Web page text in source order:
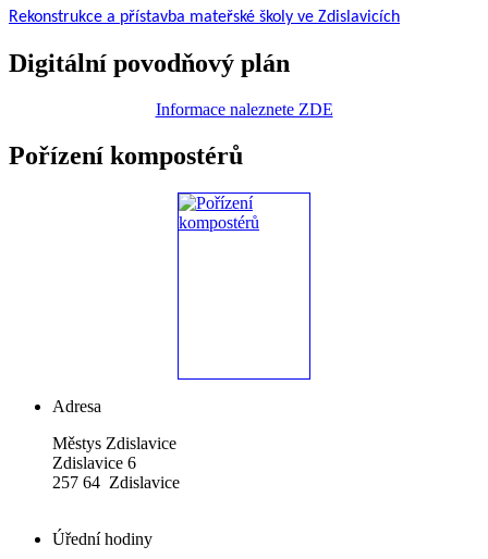
Rekonstrukce a přístavba mateřské školy ve Zdislavicích
Digitální povodňový plán
Informace naleznete ZDE
Pořízení kompostérů
Adresa
Městys Zdislavice
Zdislavice 6
257 64 Zdislavice
Úřední hodiny